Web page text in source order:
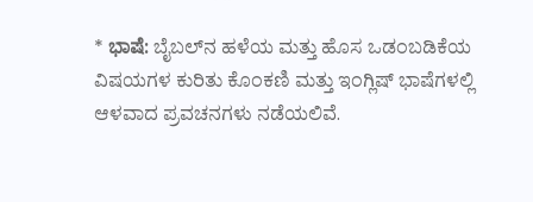
* ಭಾಷೆ:ಬೈಬಲ್‌ನ ಹಳೆಯ ಮತ್ತು ಹೊಸ ಒಡಂಬಡಿಕೆಯ
ವಿಷಯಗಳ ಕುರಿತು ಕೊಂಕಣಿ ಮತ್ತು ಇಂಗ್ಲಿಷ್ ಭಾಷೆಗಳಲ್ಲಿ
ಆಳವಾದ ಪ್ರವಚನಗಳು ನಡೆಯಲಿವೆ.